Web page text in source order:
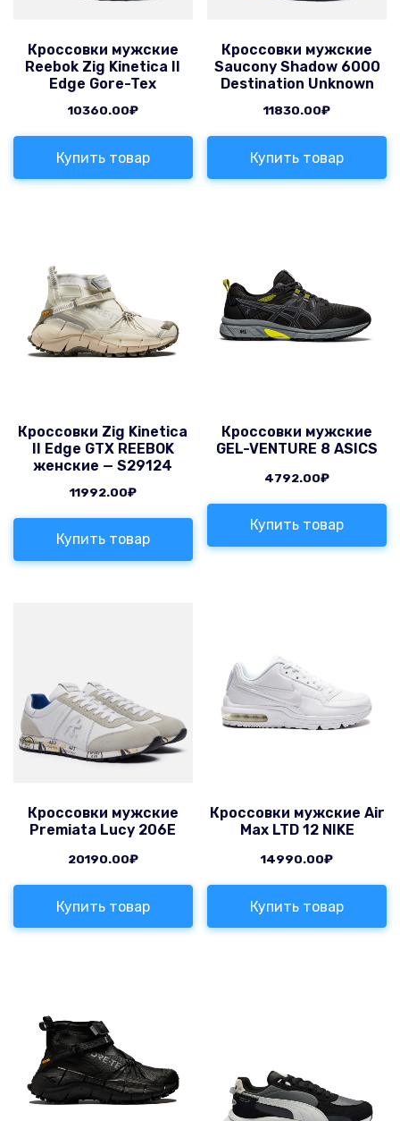
Кроссовки мужские
Reebok Zig Kinetica II
Edge Gore-Tex
10360.00₽
Купить товар
Кроссовки мужские
Saucony Shadow 6000
Destination Unknown
11830.00₽
Купить товар
Кроссовки Zig Kinetica
II Edge GTX REEBOK
женские — S29124
11992.00₽
Купить товар
Кроссовки мужские
GEL-VENTURE 8 ASICS
4792.00₽
Купить товар
Кроссовки мужские
Premiata Lucy 206E
20190.00₽
Купить товар
Кроссовки мужские Air
Max LTD 12 NIKE
14990.00₽
Купить товар